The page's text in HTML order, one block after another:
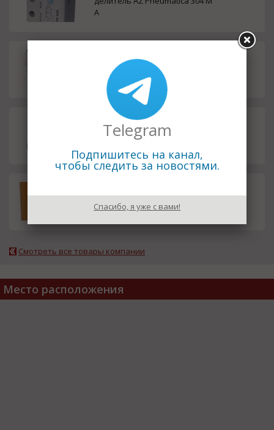
A
s P23-5,8L.61030
Насос шестеренный ZHG P23-
5,8L-A03D01-AG02P01-N /65017/
0-P25-A
Смотреть все товары компании
Место расположения
Telegram
Подпишитесь на канал,
чтобы следить за новостями.
Спасибо, я уже с вами!